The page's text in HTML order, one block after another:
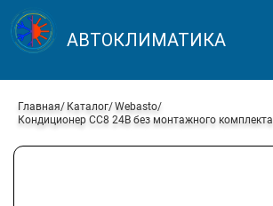
АВТОКЛИМАТИКА
Главная Каталог Webasto
Кондиционер СС8 24В без монтажного комплекта